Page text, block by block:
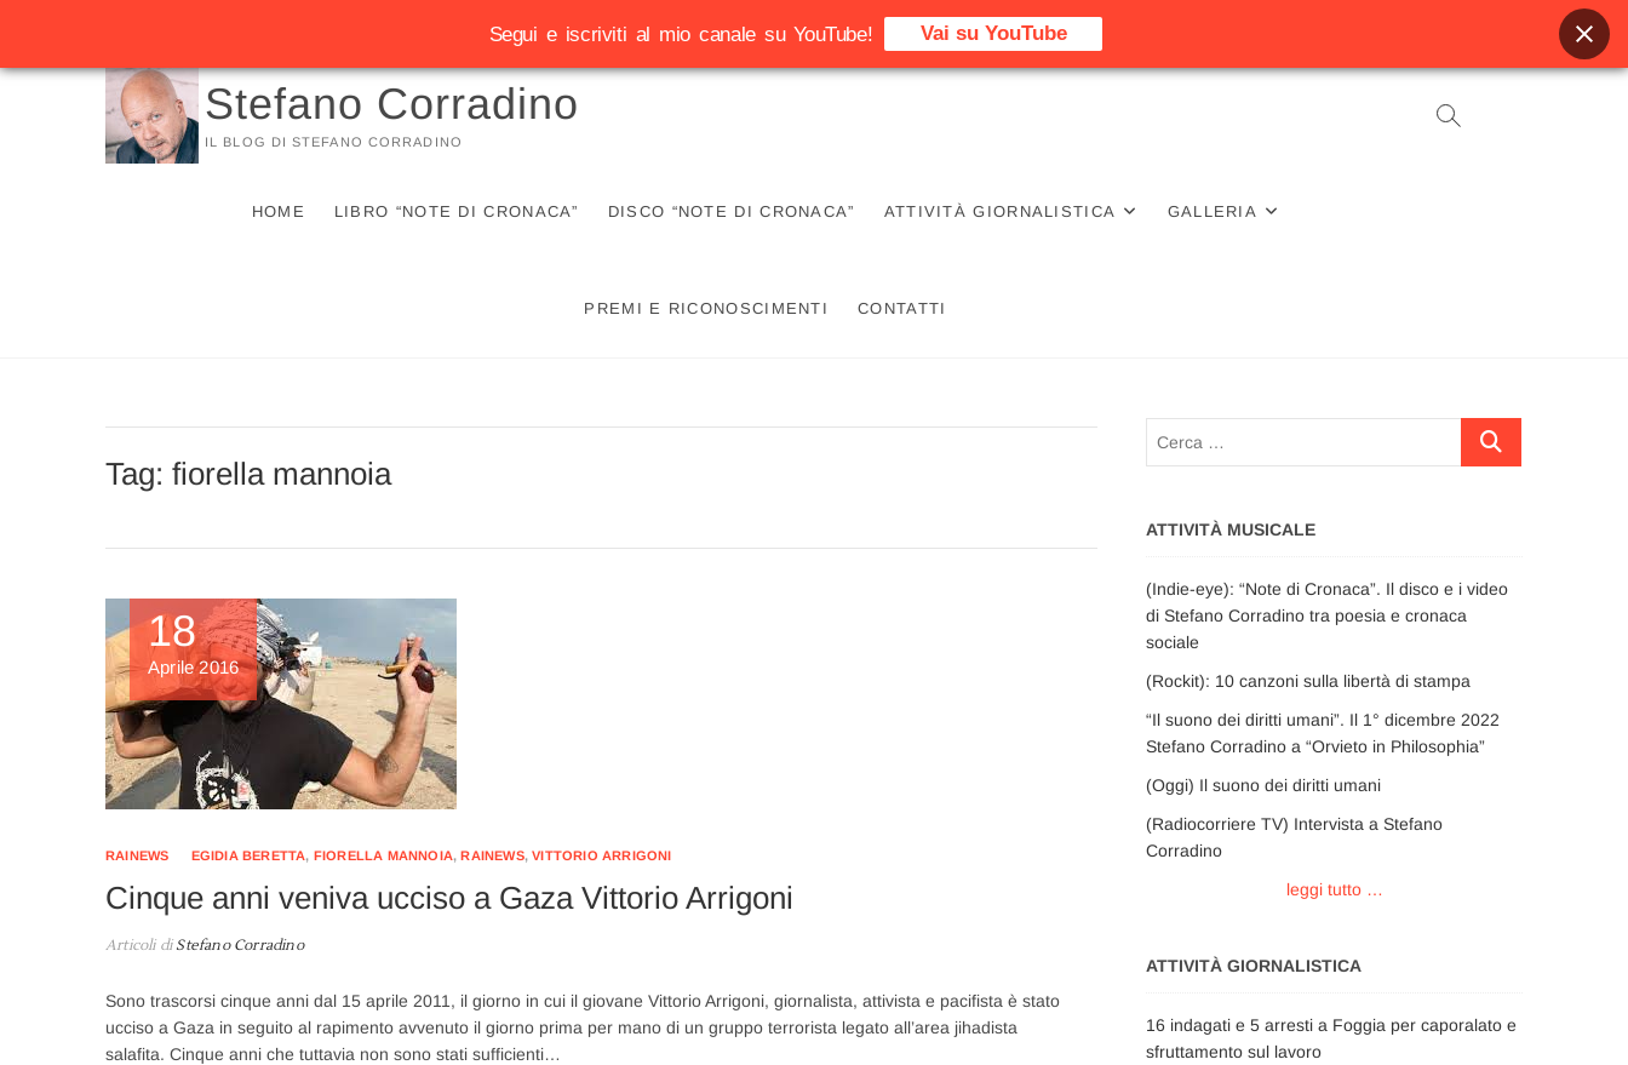
Vai
Stefano Corradino
IL BLOG DI STEFANO CORRADINO
HOME LIBRO “NOTE DI CRONACA” DISCO “NOTE DI CRONACA” ATTIVITÀ GIORNALISTICA GALLERIA
PREMI E RICONOSCIMENTI CONTATTI
Tag: fiorella mannoia
18
Aprile 2016
RAINEWS EGIDIA BERETTA, FIORELLA MANNOIA,RAINEWS,VITTORIO ARRIGONI
Cinque anni veniva ucciso a Gaza Vittorio Arrigoni
Articoli diStefano Corradino
Sono trascorsi cinque anni dal 15 aprile 2011, il giorno in cui il giovane Vittorio Arrigoni, giornalista, attivista e pacifista è stato
ucciso a Gaza in seguito al rapimento avvenuto il giorno prima per mano di un gruppo terrorista legato all’area jihadista
salafita. Cinque anni che tuttavia non sono stati sufficienti…
Cerca
ATTIVITÀ MUSICALE
(Indie-eye): “Note di Cronaca”. Il disco e i video
di Stefano Corradino tra poesia e cronaca
sociale
(Rockit): 10 canzoni sulla libertà di stampa
“Il suono dei diritti umani”. Il 1° dicembre 2022
Stefano Corradino a “Orvieto in Philosophia”
(Oggi) Il suono dei diritti umani
(Radiocorriere TV) Intervista a Stefano
Corradino
leggi tutto …
ATTIVITÀ GIORNALISTICA
16 indagati e 5 arresti a Foggia per caporalato e
sfruttamento sul lavoro
Segui e iscriviti al mio canale su YouTube! Vai su YouTube